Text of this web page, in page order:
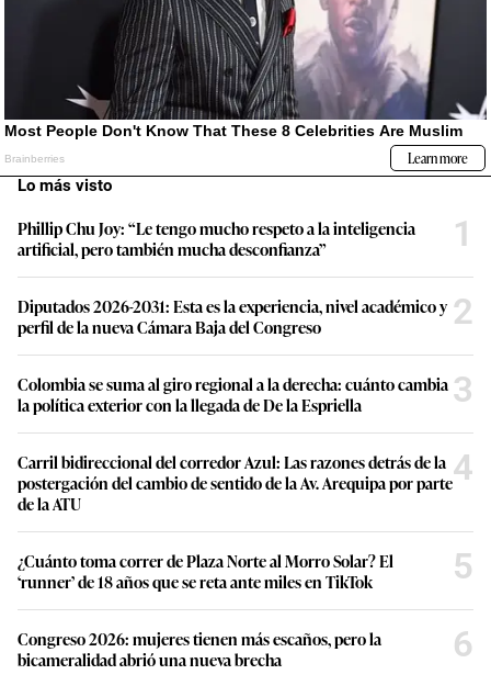
Lo más visto
Phillip Chu Joy: “Le tengo mucho respeto a la inteligencia
artificial, pero también mucha desconfianza”
1
Diputados 2026-2031: Esta es la experiencia, nivel académico y
perfil de la nueva Cámara Baja del Congreso
2
Colombia se suma al giro regional a la derecha: cuánto cambia
la política exterior con la llegada de De la Espriella
3
Carril bidireccional del corredor Azul: Las razones detrás de la
postergación del cambio de sentido de la Av. Arequipa por parte
de la ATU
4
¿Cuánto toma correr de Plaza Norte al Morro Solar? El
‘runner’ de 18 años que se reta ante miles en TikTok
5
Congreso 2026: mujeres tienen más escaños, pero la
bicameralidad abrió una nueva brecha
6